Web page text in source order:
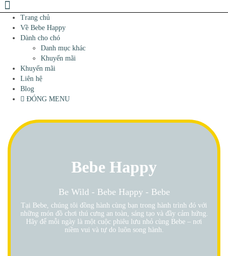
Trang chủ
Về Bebe Happy
Dành cho chó
Danh mục khác
Khuyến mãi
Khuyến mãi
Liên hệ
Blog
ĐÓNG MENU
Bebe Happy
Be Wild - Bebe Happy - Bebe
Tại Bebe, chúng tôi đồng hành cùng bạn trong hành trình đó với
những món đồ chơi thú cưng an toàn, sáng tạo và đầy cảm hứng.
Hãy để mỗi ngày là một cuộc phiêu lưu nhỏ cùng Bebe – nơi
niềm vui và tự do luôn song hành.